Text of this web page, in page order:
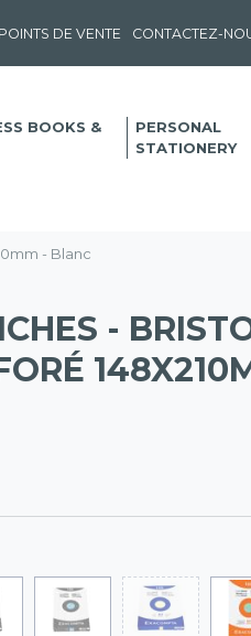
POINTS DE VENTE CONTACTEZ-
BOOKS &
PERSONAL
STATIONERY
- Blanc
-